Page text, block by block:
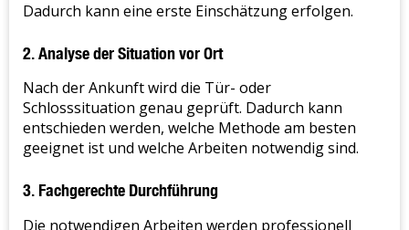
Dadurch kann eine erste Einschätzung erfolgen.
2. Analyse der Situation vor Ort
Nach der Ankunft wird die Tür- oder
Schlosssituation genau geprüft. Dadurch kann
entschieden werden, welche Methode am besten
geeignet ist und welche Arbeiten notwendig sind.
3. Fachgerechte Durchführung
Die notwendigen Arbeiten werden professionell